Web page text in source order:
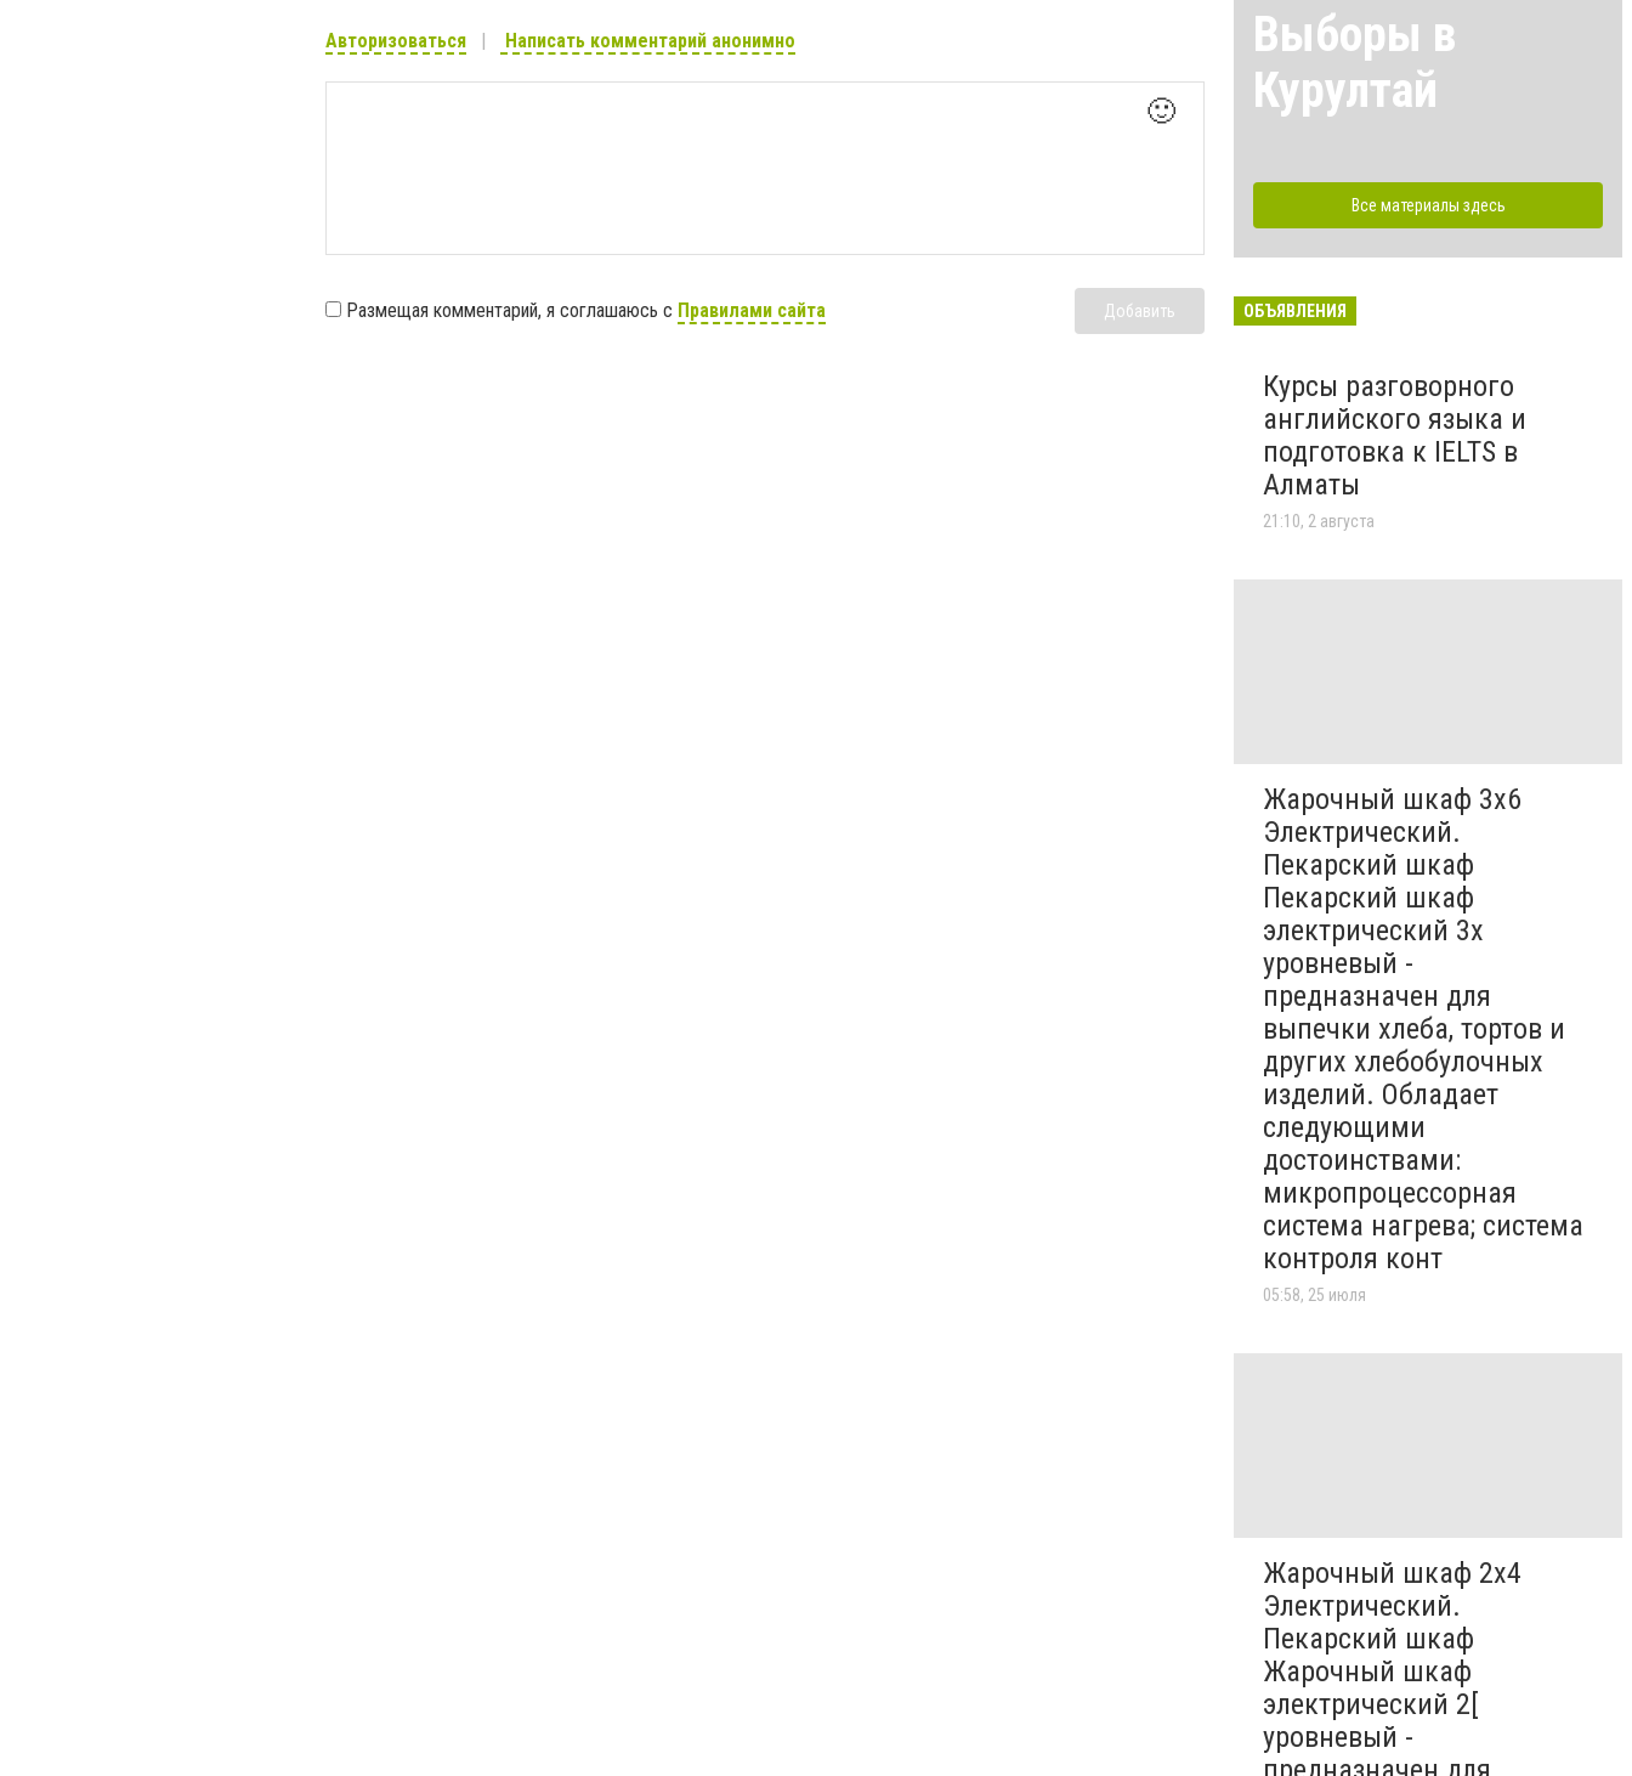
Авторизоваться Написать комментарий анонимно
🙂
Размещая комментарий, я соглашаюсь с Правилами сайта Добавить
Выборы в
Курултай
Все материалы здесь
ОБЪЯВЛЕНИЯ
Курсы разговорного
английского языка и
подготовка к IELTS в
Алматы
21:10, 2 августа
Жарочный шкаф 3х6
Электрический.
Пекарский шкаф
Пекарский шкаф
электрический 3х
уровневый -
предназначен для
выпечки хлеба, тортов и
других хлебобулочных
изделий. Обладает
следующими
достоинствами:
микропроцессорная
система нагрева; система
контроля конт
05:58, 25 июля
Жарочный шкаф 2х4
Электрический.
Пекарский шкаф
Жарочный шкаф
электрический 2[
уровневый -